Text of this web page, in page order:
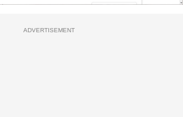
ADVERTISEMENT